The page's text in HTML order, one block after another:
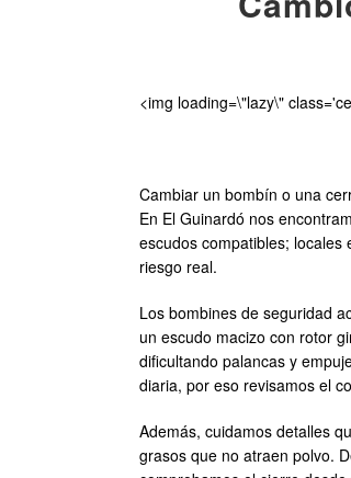
<img loading=\"lazy\"
Cambiar un bombín o una
En El Guinardó nos
escudos compatibles;
riesgo real.
Los bombines de seguridad
un escudo macizo con rotor
dificultando palancas y
diaria, por eso revisamos el
Además, cuidamos detalles
grasos que no atraen polvo.